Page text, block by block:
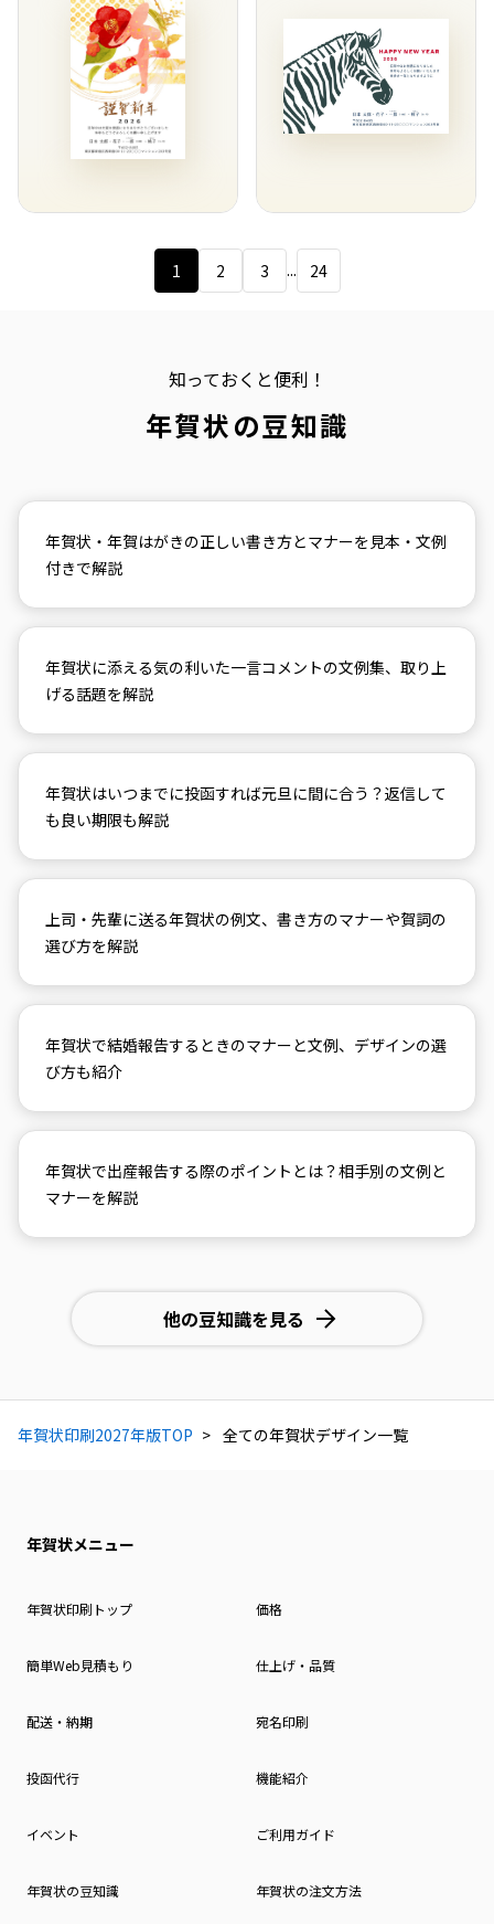
1 2 3 ... 24
知っておくと便利！
年賀状の豆知識
年賀状・年賀はがきの正しい書き方とマナーを見本・文例
付きで解説
年賀状に添える気の利いた一言コメントの文例集、取り上
げる話題を解説
年賀状はいつまでに投函すれば元旦に間に合う？返信して
も良い期限も解説
上司・先輩に送る年賀状の例文、書き方のマナーや賀詞の
選び方を解説
年賀状で結婚報告するときのマナーと文例、デザインの選
び方も紹介
年賀状で出産報告する際のポイントとは？相手別の文例と
マナーを解説
他の豆知識を見る
年賀状印刷2027年版TOP 全ての年賀状デザイン一覧
年賀状メニュー
年賀状印刷トップ 価格
簡単Web見積もり 仕上げ・品質
配送・納期 宛名印刷
投函代行 機能紹介
イベント ご利用ガイド
年賀状の豆知識 年賀状の注文方法